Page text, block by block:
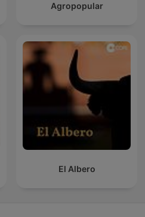
Agropopular
El Albero